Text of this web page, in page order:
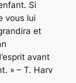
Si
vous lui
et
avant
» – T. Harv